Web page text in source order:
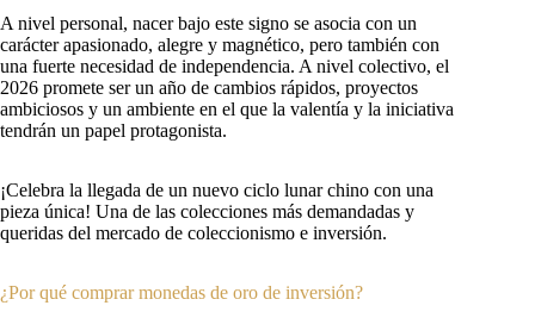
A nivel personal, nacer bajo este signo se asocia con un
carácter apasionado, alegre y magnético, pero también con
una fuerte necesidad de independencia. A nivel colectivo, el
2026 promete ser un año de cambios rápidos, proyectos
ambiciosos y un ambiente en el que la valentía y la iniciativa
tendrán un papel protagonista.
¡Celebra la llegada de un nuevo ciclo lunar chino con una
pieza única! Una de las colecciones más demandadas y
queridas del mercado de coleccionismo e inversión.
¿Por qué comprar monedas de oro de inversión?